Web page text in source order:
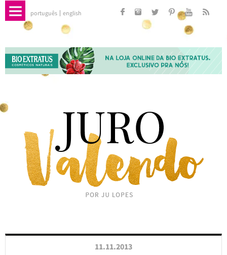
português english
11.11.2013